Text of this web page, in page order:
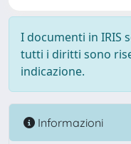
I documenti in IRIS
tutti i diritti sono
indicazione.
Informazioni